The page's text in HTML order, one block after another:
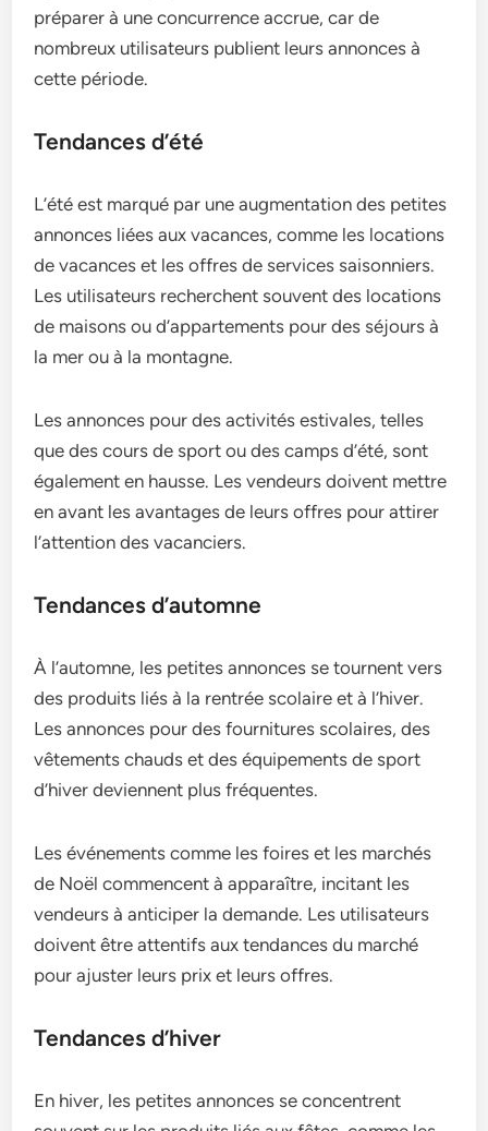
préparer à une concurrence accrue, car de
nombreux utilisateurs publient leurs annonces à
cette période.
Tendances d’été
L’été est marqué par une augmentation des petites
annonces liées aux vacances, comme les locations
de vacances et les offres de services saisonniers.
Les utilisateurs recherchent souvent des locations
de maisons ou d’appartements pour des séjours à
la mer ou à la montagne.
Les annonces pour des activités estivales, telles
que des cours de sport ou des camps d’été, sont
également en hausse. Les vendeurs doivent mettre
en avant les avantages de leurs offres pour attirer
l’attention des vacanciers.
Tendances d’automne
À l’automne, les petites annonces se tournent vers
des produits liés à la rentrée scolaire et à l’hiver.
Les annonces pour des fournitures scolaires, des
vêtements chauds et des équipements de sport
d’hiver deviennent plus fréquentes.
Les événements comme les foires et les marchés
de Noël commencent à apparaître, incitant les
vendeurs à anticiper la demande. Les utilisateurs
doivent être attentifs aux tendances du marché
pour ajuster leurs prix et leurs offres.
Tendances d’hiver
En hiver, les petites annonces se concentrent